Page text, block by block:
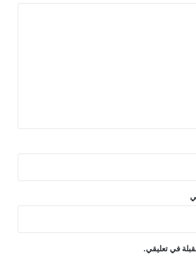
في تعليقي.